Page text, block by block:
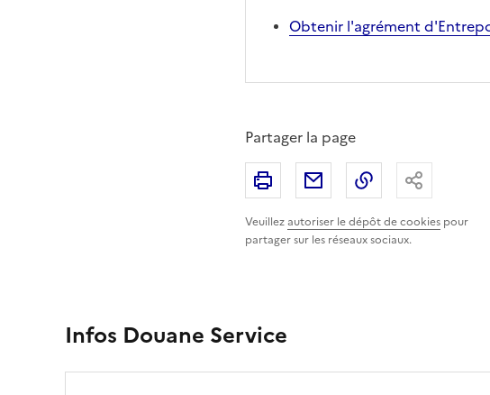
Obtenir l'agrément
Partager la page
Veuillezautoriser le dépôt de cookies pour
partager sur les réseaux sociaux.
Imprimer Partager par email
Copier le lien
Infos Douane Service